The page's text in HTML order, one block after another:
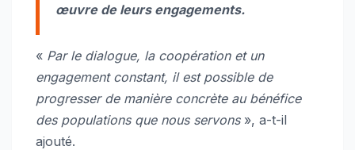
œuvre de leurs engagements.
« Par le dialogue, la coopération et un
engagement constant, il est possible de
progresser de manière concrète au bénéfice
des populations que nous servons», a-t-il
ajouté.